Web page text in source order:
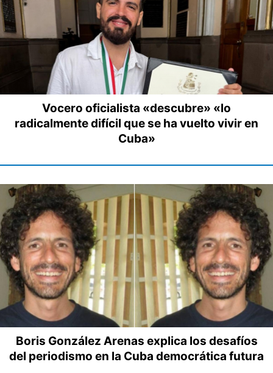
Vocero oficialista «descubre» «lo
radicalmente difícil que se ha vuelto vivir en
Cuba»
Boris González Arenas explica los desafíos
del periodismo en la Cuba democrática futura